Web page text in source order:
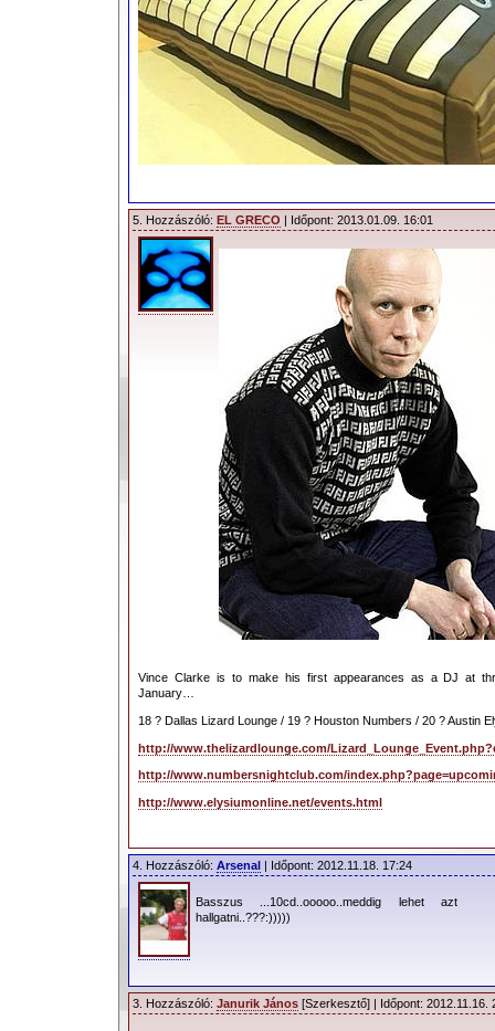
5. Hozzászóló: EL GRECO | Időpont: 2013.01.09. 16:01
Vince Clarke is to make his first appearances as a DJ at
January…
18 ? Dallas Lizard Lounge / 19 ? Houston Numbers / 20 ? Austin
http://www.thelizardlounge.com/
http://www.numbersnightclub.com/
http://www.elysiumonline.net/events.html
4. Hozzászóló: Arsenal | Időpont: 2012.11.18. 17:24
Basszus ...10cd..ooooo..meddig lehet azt
hallgatni..???:)))))
3. Hozzászóló: Janurik János [Szerkesztő] | Időpont: 2012.11.16.